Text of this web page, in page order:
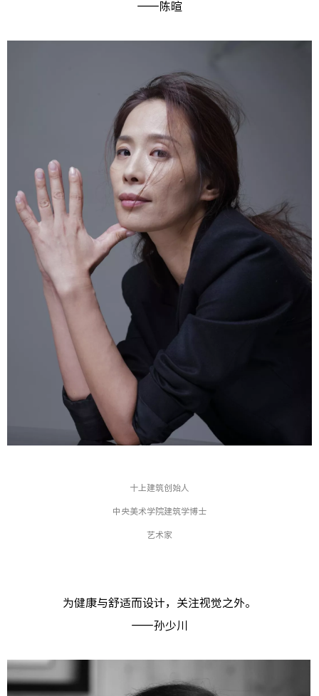
——陈暄
十上建筑创始人
中央美术学院建筑学博士
艺术家
为健康与舒适而设计，关注视觉之外。
——孙少川